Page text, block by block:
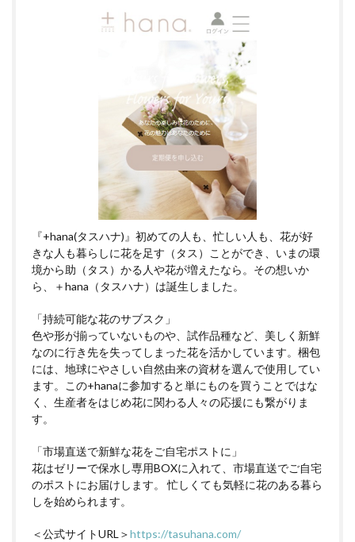
『+hana(タスハナ)』初めての人も、忙しい人も、花が好
きな人も暮らしに花を足す（タス）ことができ、いまの環
境から助（タス）かる人や花が増えたなら。その想いか
ら、＋hana（タスハナ）は誕生しました。
「持続可能な花のサブスク」
色や形が揃っていないものや、試作品種など、美しく新鮮
なのに行き先を失ってしまった花を活かしています。梱包
には、地球にやさしい自然由来の資材を選んで使用してい
ます。この+hanaに参加すると単にものを買うことではな
く、生産者をはじめ花に関わる人々の応援にも繋がりま
す。
「市場直送で新鮮な花をご自宅ポストに」
花はゼリーで保水し専用BOXに入れて、市場直送でご自宅
のポストにお届けします。 忙しくても気軽に花のある暮ら
しを始められます。
＜公式サイトURL＞https://tasuhana.com/